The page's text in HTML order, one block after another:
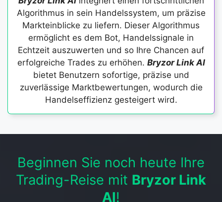
Algorithmus in sein Handelssystem, um präzise
Markteinblicke zu liefern. Dieser Algorithmus
ermöglicht es dem Bot, Handelssignale in
Echtzeit auszuwerten und so Ihre Chancen auf
erfolgreiche Trades zu erhöhen. Bryzor Link AI
bietet Benutzern sofortige, präzise und
zuverlässige Marktbewertungen, wodurch die
Handelseffizienz gesteigert wird.
Beginnen Sie noch heute Ihre
Trading-Reise mit Bryzor Link
AI!